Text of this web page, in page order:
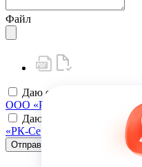
Файл
Даю своё
согласие на
ООО «РК-Сервис»
Даю своё
согласие на
«РК-Сервис»
Отправить